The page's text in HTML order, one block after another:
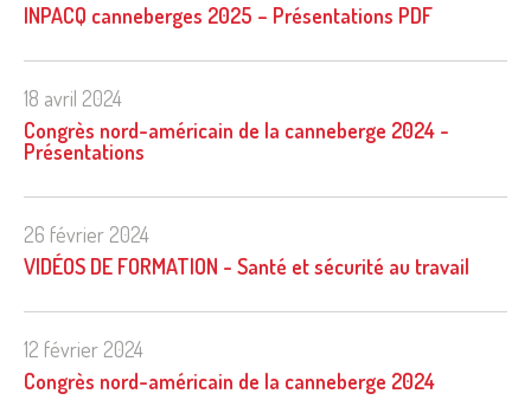
INPACQ canneberges 2025 – Présentations PDF
18 avril 2024
Congrès nord-américain de la canneberge 2024 -
Présentations
26 février 2024
VIDÉOS DE FORMATION - Santé et sécurité au travail
12 février 2024
Congrès nord-américain de la canneberge 2024